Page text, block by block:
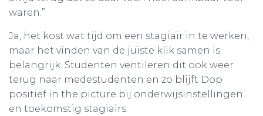
waren.”
Ja, het kost wat tijd om een stagiair in te werken,
maar het vinden van de juiste klik samen is
belangrijk. Studenten ventileren dit ook weer
terug naar medestudenten en zo blijft Dop
positief in the picture bij onderwijsinstellingen
en toekomstig stagiairs.